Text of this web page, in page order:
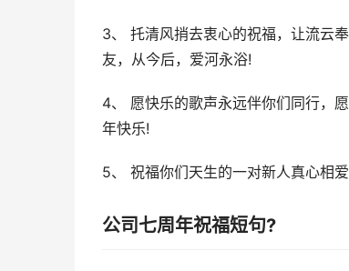
3、 托清风捎去衷心的祝福，让流云
友，从今后，爱河永浴!
4、 愿快乐的歌声永远伴你们同行，
年快乐!
5、 祝福你们天生的一对新人真心相
公司七周年祝福短句?